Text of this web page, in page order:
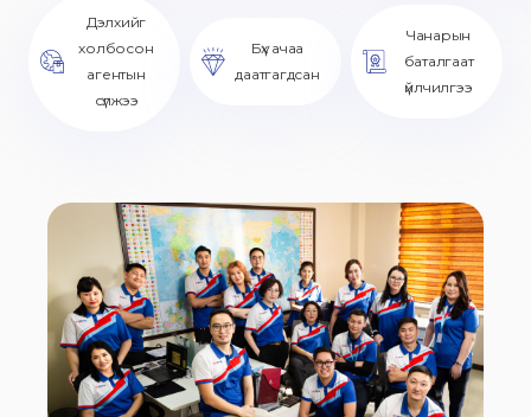
Дэлхийг
холбосон
агентын
сүлжээ
Бүх ачаа
даатгагдсан
Чанарын
баталгаат
үйлчилгээ